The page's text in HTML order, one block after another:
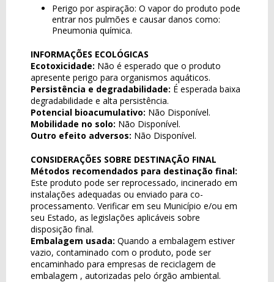
Perigo por aspiração: O vapor do produto pode
entrar nos pulmões e causar danos como:
Pneumonia química.
INFORMAÇÕES ECOLÓGICAS
Ecotoxicidade: Não é esperado que o produto
apresente perigo para organismos aquáticos.
Persistência e degradabilidade: É esperada baixa
degradabilidade e alta persistência.
Potencial bioacumulativo: Não Disponível.
Mobilidade no solo: Não Disponível.
Outro efeito adversos: Não Disponível.
CONSIDERAÇÕES SOBRE DESTINAÇÃO FINAL
Métodos recomendados para destinação final:
Este produto pode ser reprocessado, incinerado em
instalações adequadas ou enviado para co-
processamento. Verificar em seu Município e/ou em
seu Estado, as legislações aplicáveis sobre
disposição final.
Embalagem usada: Quando a embalagem estiver
vazio, contaminado com o produto, pode ser
encaminhado para empresas de reciclagem de
embalagem , autorizadas pelo órgão ambiental.